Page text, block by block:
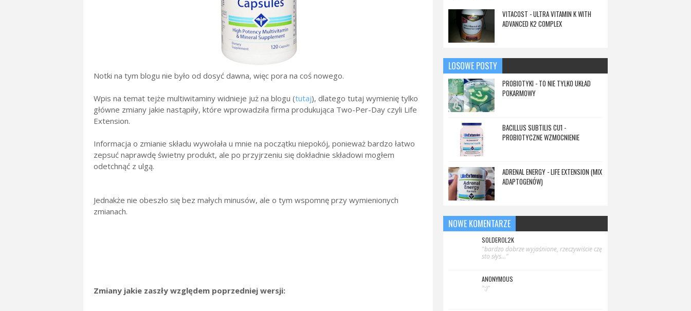
Notki na tym blogu nie było od dosyć dawna, więc pora na coś nowego.
Wpis na temat tejże multiwitaminy widnieje już na blogu (tutaj), dlatego tutaj wymienię tylko
główne zmiany jakie nastąpiły, które wprowadziła firma produkująca Two-Per-Day czyli Life
Extension.
Informacja o zmianie składu wywołała u mnie na początku niepokój, ponieważ bardzo łatwo
zepsuć naprawdę świetny produkt, ale po przyjrzeniu się dokładnie składowi mogłem
odetchnąć z ulgą.
Jednakże nie obeszło się bez małych minusów, ale o tym wspomnę przy wymienionych
zmianach.
Zmiany jakie zaszły względem poprzedniej wersji:
VITACOST - ULTRA VITAMIN K WITH
ADVANCED K2 COMPLEX
LOSOWE POSTY
PROBIOTYKI - TO NIE TYLKO UKŁAD
POKARMOWY
BACILLUS SUBTILIS CU1 -
PROBIOTYCZNE WZMOCNIENIE
ADRENAL ENERGY - LIFE EXTENSION (MIX
ADAPTOGENÓW)
NOWE KOMENTARZE
SOLDEROL2K
"bardzo dobrze wyjaśnione, rzeczywiście czę
sto słys..."
ANONYMOUS
":)"